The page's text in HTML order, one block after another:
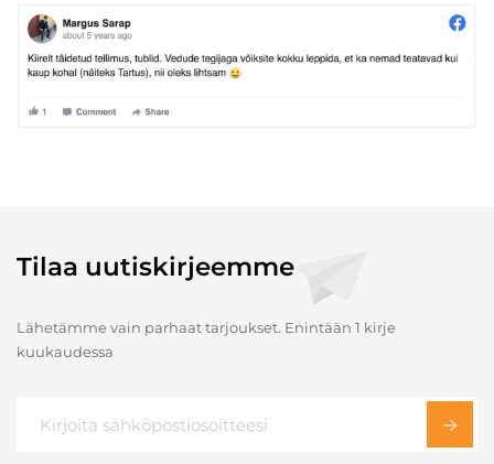
Tilaa uutiskirjeemme
Lähetämme vain parhaat tarjoukset. Enintään 1 kirje
kuukaudessa